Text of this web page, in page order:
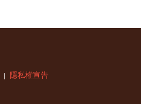
｜ 隱私權宣告